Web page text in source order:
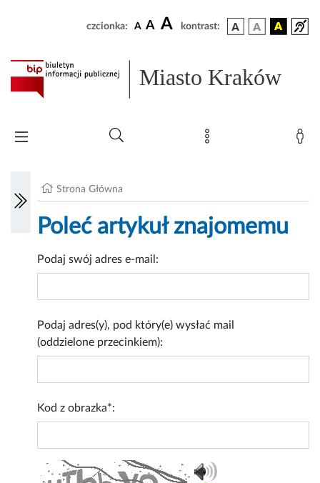
czcionka: A A A kontrast:
Miasto Kraków
Strona Główna
Poleć artykuł znajomemu
Podaj swój adres e-mail:
Podaj adres(y), pod który(e) wysłać mail
(oddzielone przecinkiem):
Kod z obrazka*: